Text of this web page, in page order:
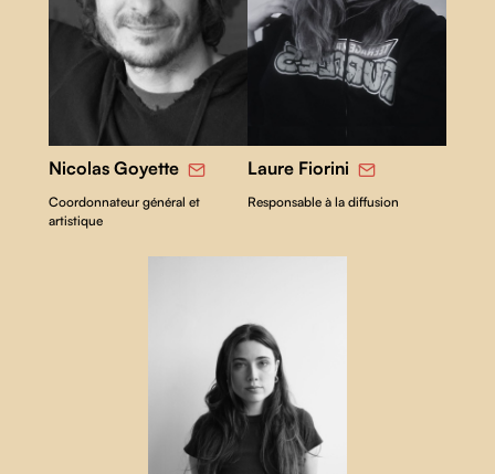
Nicolas Goyette
Coordonnateur général et
artistique
Laure Fiorini
Responsable à la diffusion